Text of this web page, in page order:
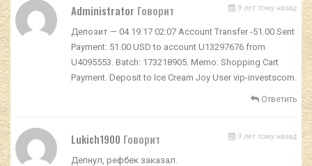
Administrator Говорит 9 лет тому назад
Депозит — 04.19.17 02:07 Account Transfer -51.00 Sent
Payment: 51.00 USD to account U13297676 from
U4095553. Batch: 173218905. Memo: Shopping Cart
Payment. Deposit to Ice Cream Joy User vip-investscom.
Ответить
Lukich1900 Говорит 9 лет тому назад
Депнул, рефбек заказал.